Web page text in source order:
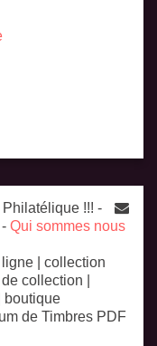
!!! -
- Qui sommes nous
| collection
collection |
boutique
de Timbres PDF